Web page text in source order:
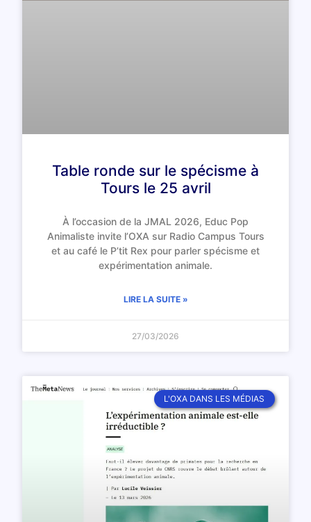
Table ronde sur le spécisme à
Tours le 25 avril
À l’occasion de la JMAL 2026, Educ Pop
Animaliste invite l’OXA sur Radio Campus Tours
et au café le P’tit Rex pour parler spécisme et
expérimentation animale.
LIRE LA SUITE »
27/03/2026
L'OXA DANS LES MÉDIAS